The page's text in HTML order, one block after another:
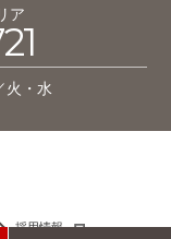
ア
火・水
採用情報